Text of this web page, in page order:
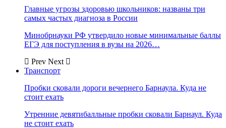
Главные угрозы здоровью школьников: названы три
самых частых диагноза в России
Минобрнауки РФ утвердило новые минимальные баллы
ЕГЭ для поступления в вузы на 2026…
Prev Next
Транспорт
Пробки сковали дороги вечернего Барнаула. Куда не
стоит ехать
Утренние девятибалльные пробки сковали Барнаул. Куда
не стоит ехать